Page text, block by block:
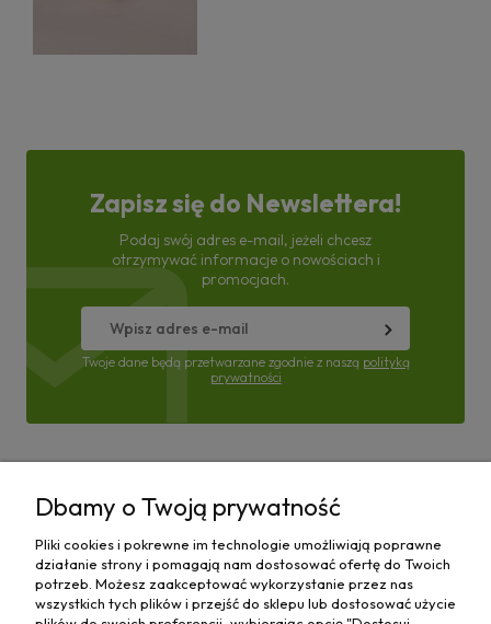
Zapisz się do Newslettera!
Podaj swój adres e-mail, jeżeli chcesz
otrzymywać informacje o nowościach i
promocjach.
Twoje dane będą przetwarzane zgodnie z naszą polityką
prywatności
Moje konto
Płatności i dostawa
Dbamy o Twoją prywatność
Pliki cookies i pokrewne im technologie umożliwiają poprawne
działanie strony i pomagają nam dostosować ofertę do Twoich
potrzeb. Możesz zaakceptować wykorzystanie przez nas
wszystkich tych plików i przejść do sklepu lub dostosować użycie